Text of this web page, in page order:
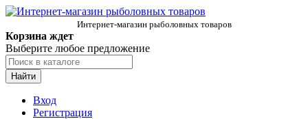
Интернет-магазин рыболовных товаров
Корзина ждет
Выберите любое предложение
Найти
Вход
Регистрация